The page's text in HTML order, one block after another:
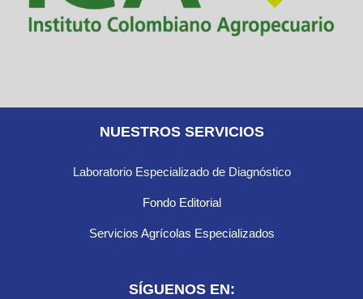
NUESTROS SERVICIOS
Laboratorio Especializado de Diagnóstico
Fondo Editorial
Servicios Agrícolas Especializados
SÍGUENOS EN: